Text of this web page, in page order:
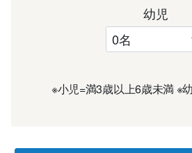
幼児
※小児=満3歳以上6歳未満 ※